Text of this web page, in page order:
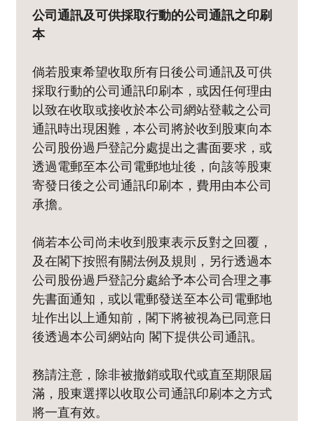
公司通訊及可供採取行動的公司通訊之印刷
本
倘若股東希望收取所有日後公司通訊及可供
採取行動的公司通訊印刷本，或因任何理由
以致在收取或接收於本公司網站登載之公司
通訊時出現困難，本公司將於收到股東向本
公司股份過戶登記分處提出之書面要求，或
透過電郵至本公司電郵地址後，向該等股東
寄發日後之公司通訊印刷本，費用由本公司
承擔。
倘若本公司尚未收到股東表示反對之回覆，
及在閣下按照有關法例及規則，另行透過本
公司股份過戶登記分處給予本公司合理之事
先書面通知，或以電郵發送至本公司電郵地
址作出以上通知前，閣下將被視為已同意日
後透過本公司網站向 閣下提供公司通訊。
務請注意，除非被撤銷或取代或直至期限屆
滿，股東選擇以收取公司通訊印刷本之方式
將一直有效。